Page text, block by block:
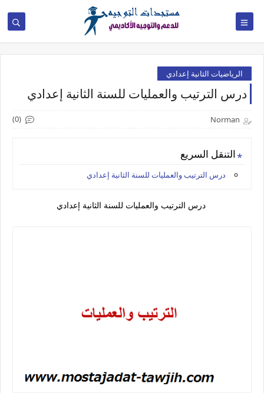
الرياضيات الثانية إعدادي
درس الترتيب والعمليات للسنة الثانية إعدادي
Norman
(0)
التنقل السريع
درس الترتيب والعمليات للسنة الثانية إعدادي
درس الترتيب والعمليات للسنة الثانية إعدادي